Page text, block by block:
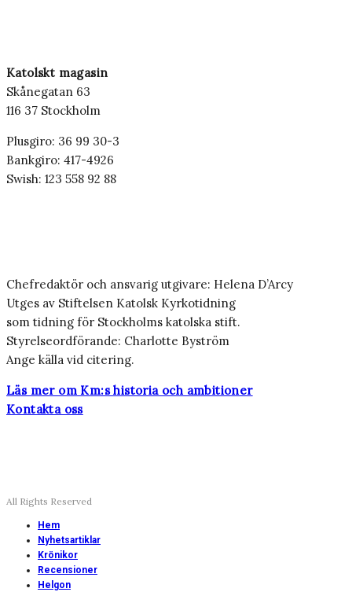
Katolskt magasin
Skånegatan 63
116 37 Stockholm
Plusgiro: 36 99 30-3
Bankgiro: 417-4926
Swish: 123 558 92 88
Chefredaktör och ansvarig utgivare: Helena D’Arcy
Utges av Stiftelsen Katolsk Kyrkotidning
som tidning för Stockholms katolska stift.
Styrelseordförande: Charlotte Byström
Ange källa vid citering.
Läs mer om Km:s historia och ambitioner
Kontakta oss
All Rights Reserved
Hem
Nyhetsartiklar
Krönikor
Recensioner
Helgon